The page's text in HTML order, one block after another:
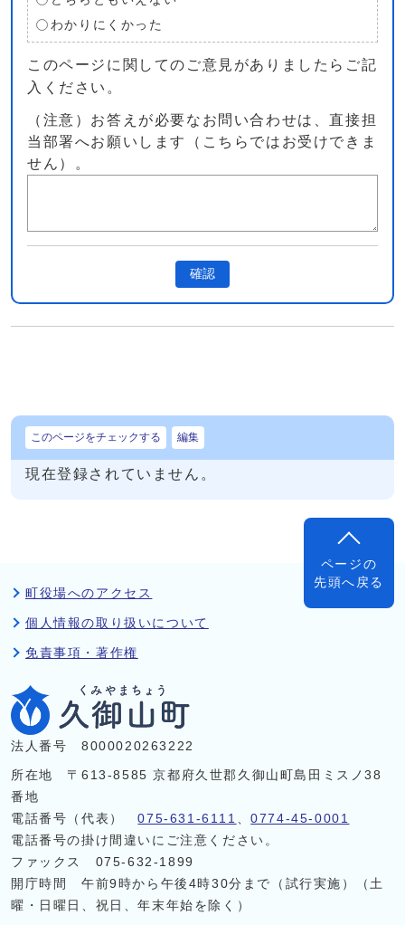
わかりにくかった
このページに関してのご意見がありましたらご記
入ください。
（注意）お答えが必要なお問い合わせは、直接担
当部署へお願いします（こちらではお受けできま
せん）。
確認
このページをチェックする 編集
現在登録されていません。
ページの
先頭へ戻る
町役場へのアクセス
個人情報の取り扱いについて
免責事項・著作権
法人番号 8000020263222
所在地 〒613-8585 京都府久世郡久御山町島田ミスノ38
番地
電話番号（代表）075-631-6111 、0774-45-0001
電話番号の掛け間違いにご注意ください。
ファックス 075-632-1899
開庁時間 午前9時から午後4時30分まで（試行実施）（土
曜・日曜日、祝日、年末年始を除く）